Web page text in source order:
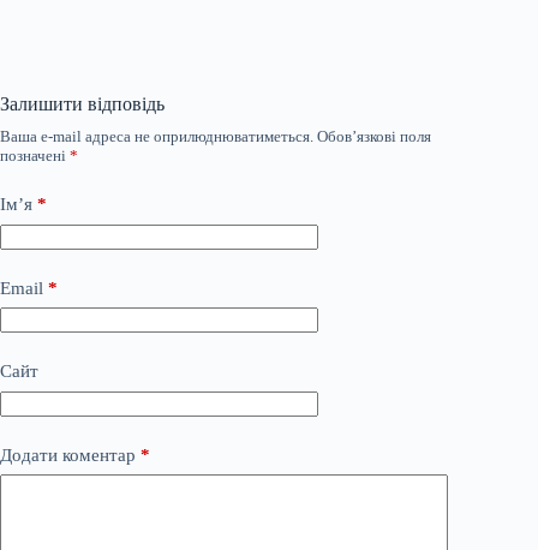
Залишити відповідь
Ваша e-mail адреса не оприлюднюватиметься. Обов’язкові поля
позначені *
Ім’я *
Email *
Сайт
Додати коментар *